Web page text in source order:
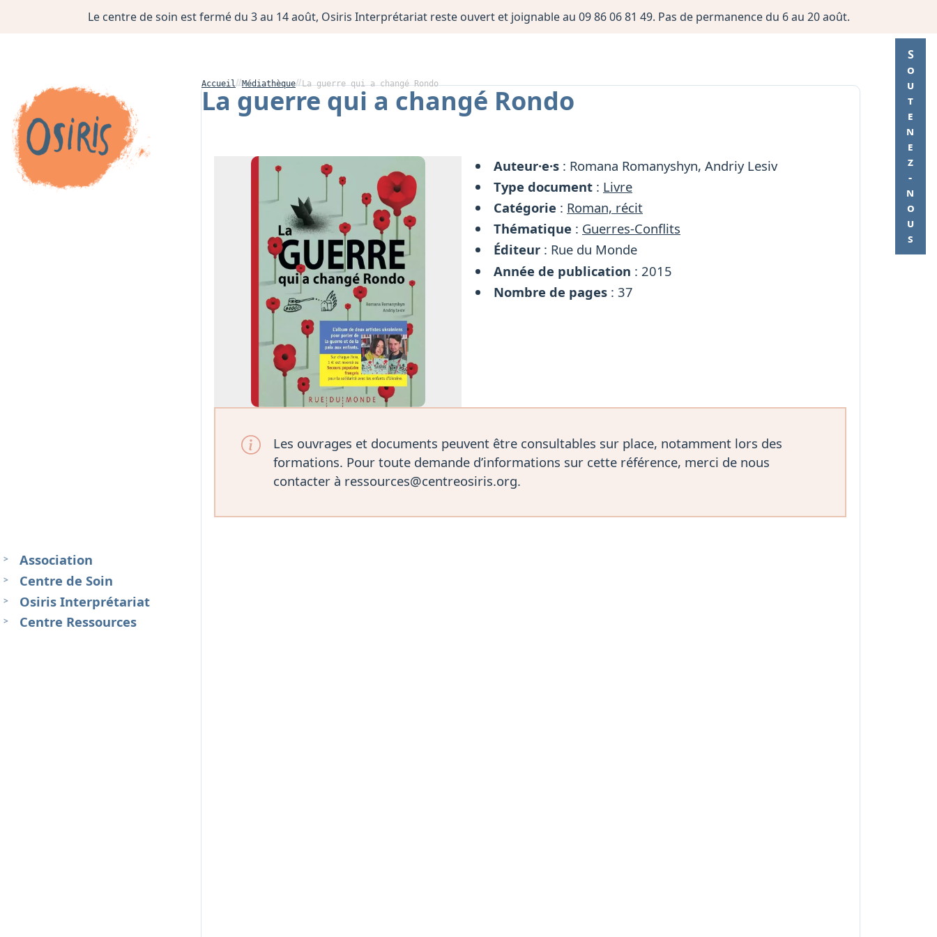
Le centre de soin est fermé du 3 au 14 août, Osiris Interprétariat reste ouvert et joignable au 09 86 06 81 49. Pas de permanence du 6 au 20 août.
Soutenez-nous
Association
Centre de Soin
Osiris Interprétariat
Centre Ressources
Accueil Médiathèque La guerre qui a changé Rondo
La guerre qui a changé Rondo
Auteur·e·s : Romana Romanyshyn, Andriy Lesiv
Type document : Livre
Catégorie : Roman, récit
Thématique : Guerres-Conflits
Éditeur : Rue du Monde
Année de publication : 2015
Nombre de pages : 37
Les ouvrages et documents peuvent être consultables sur place, notamment lors des
formations. Pour toute demande d’informations sur cette référence, merci de nous
contacter à ressources@centreosiris.org.